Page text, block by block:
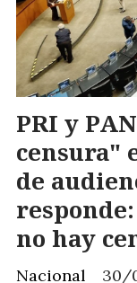
PRI y
censura"
de
no hay
Nacional 30/